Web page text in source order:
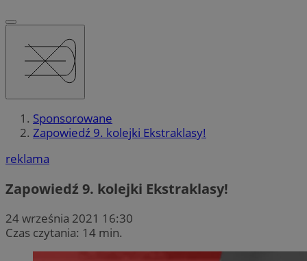
Sponsorowane
Zapowiedź 9. kolejki Ekstraklasy!
reklama
Zapowiedź 9. kolejki Ekstraklasy!
24 września 2021 16:30
Czas czytania: 14 min.